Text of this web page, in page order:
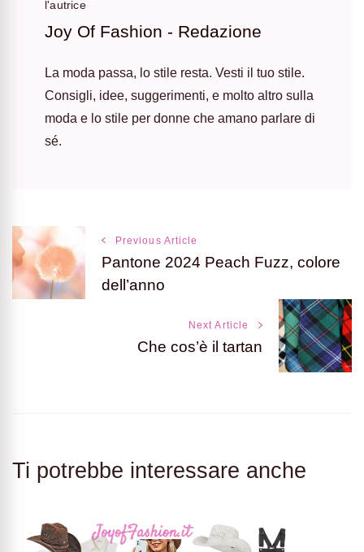
l'autrice
Joy Of Fashion - Redazione
La moda passa, lo stile resta. Vesti il tuo stile.
Consigli, idee, suggerimenti, e molto altro sulla
moda e lo stile per donne che amano parlare di
sé.
Post
Navigation
Previous Article
Pantone 2024 Peach Fuzz, colore
dell’anno
Next Article
Che cos’è il tartan
Ti potrebbe interessare anche